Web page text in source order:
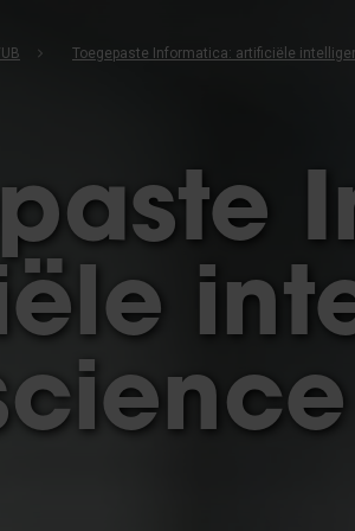
Toegepaste Informatica: artificiële